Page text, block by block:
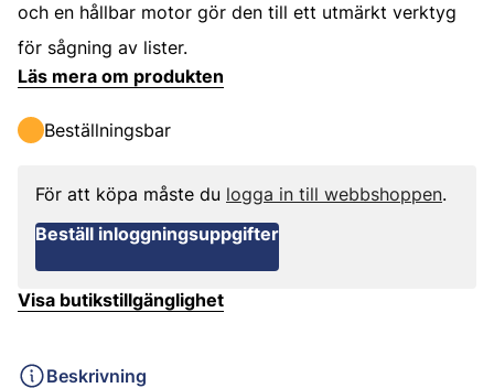
och en hållbar motor gör den till ett utmärkt verktyg
för sågning av lister.
Läs mera om produkten
Beställningsbar
För att köpa måste du logga in till webbshoppen.
Beställ inloggningsuppgifter
Visa butikstillgänglighet
Beskrivning